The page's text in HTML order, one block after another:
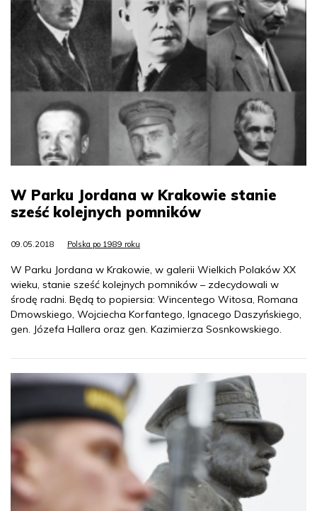
W Parku Jordana w Krakowie stanie
sześć kolejnych pomników
09.05.2018 Polska po 1989 roku
W Parku Jordana w Krakowie, w galerii Wielkich Polaków XX
wieku, stanie sześć kolejnych pomników – zdecydowali w
środę radni. Będą to popiersia: Wincentego Witosa, Romana
Dmowskiego, Wojciecha Korfantego, Ignacego Daszyńskiego,
gen. Józefa Hallera oraz gen. Kazimierza Sosnkowskiego.